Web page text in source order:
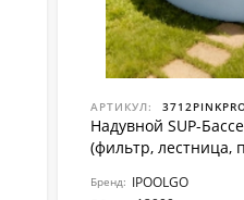
АРТИКУЛ:
Надувной SUP-
(фильтр, лестница,
Бренд: IPOOLGO